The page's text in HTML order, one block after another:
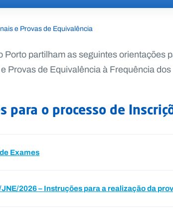
e Provas de Equivalência
Porto partilham as seguintes orientações
Provas de Equivalência à Frequência
para o processo de
Exames
2026 – Instruções para a realização da